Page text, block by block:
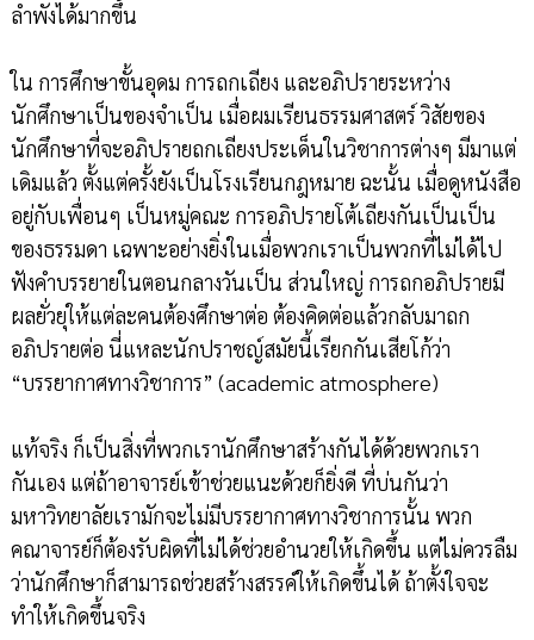
ลำพังได้มากขึ้น
ใน การศึกษาขั้นอุดม การถกเถียง และอภิปรายระหว่าง
นักศึกษาเป็นของจำเป็น เมื่อผมเรียนธรรมศาสตร์ วิสัยของ
นักศึกษาที่จะอภิปรายถกเถียงประเด็นในวิชาการต่างๆ มีมาแต่
เดิมแล้ว ตั้งแต่ครั้งยังเป็นโรงเรียนกฎหมาย ฉะนั้น เมื่อดูหนังสือ
อยู่กับเพื่อนๆ เป็นหมู่คณะ การอภิปรายโต้เถียงกันเป็นเป็น
ของธรรมดา เฉพาะอย่างยิ่งในเมื่อพวกเราเป็นพวกที่ไม่ได้ไป
ฟังคำบรรยายในตอนกลางวันเป็น ส่วนใหญ่ การถกอภิปรายมี
ผลยั่วยุให้แต่ละคนต้องศึกษาต่อ ต้องคิดต่อแล้วกลับมาถก
อภิปรายต่อ นี่แหละนักปราชญ์สมัยนี้เรียกกันเสียโก้ว่า
“บรรยากาศทางวิชาการ” (academic atmosphere)
แท้จริง ก็เป็นสิ่งที่พวกเรานักศึกษาสร้างกันได้ด้วยพวกเรา
กันเอง แต่ถ้าอาจารย์เข้าช่วยแนะด้วยก็ยิ่งดี ที่บ่นกันว่า
มหาวิทยาลัยเรามักจะไม่มีบรรยากาศทางวิชาการนั้น พวก
คณาจารย์ก็ต้องรับผิดที่ไม่ได้ช่วยอำนวยให้เกิดขึ้น แต่ไม่ควรลืม
ว่านักศึกษาก็สามารถช่วยสร้างสรรค์ให้เกิดขึ้นได้ ถ้าตั้งใจจะ
ทำให้เกิดขึ้นจริง